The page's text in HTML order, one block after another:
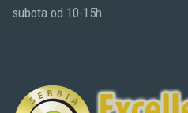
subota od 10-15h